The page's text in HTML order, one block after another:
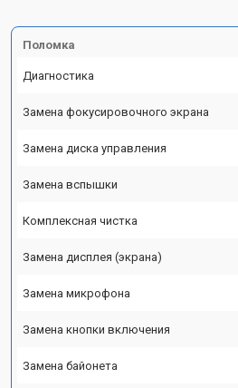
Поломка
Диагностика
Замена фокусировочного экрана
Замена диска управления
Замена вспышки
Комплексная чистка
Замена дисплея (экрана)
Замена микрофона
Замена кнопки включения
Замена байонета